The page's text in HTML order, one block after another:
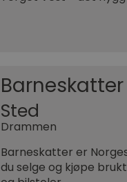
Sted
Drammen
Barneskatter er
du selge og kjøpe